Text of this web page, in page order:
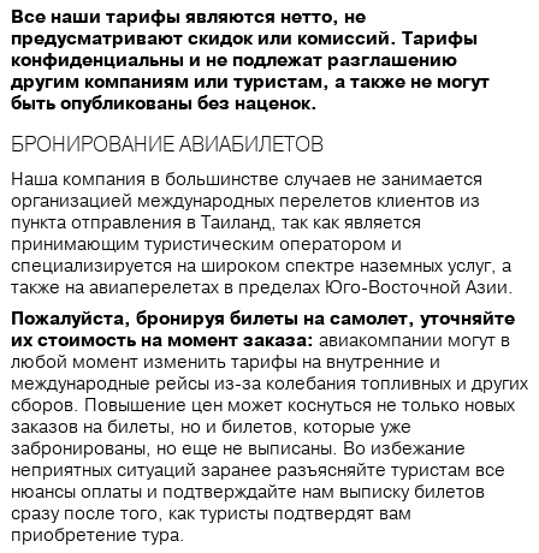
Все наши тарифы являются нетто, не
предусматривают скидок или комиссий. Тарифы
конфиденциальны и не подлежат разглашению
другим компаниям или туристам, а также не могут
быть опубликованы без наценок.
БРОНИРОВАНИЕ АВИАБИЛЕТОВ
Наша компания в большинстве случаев не занимается
организацией международных перелетов клиентов из
пункта отправления в Таиланд, так как является
принимающим туристическим оператором и
специализируется на широком спектре наземных услуг, а
также на авиаперелетах в пределах Юго-Восточной Азии.
Пожалуйста, бронируя билеты на самолет, уточняйте
их стоимость на момент заказа: авиакомпании могут в
любой момент изменить тарифы на внутренние и
международные рейсы из-за колебания топливных и других
сборов. Повышение цен может коснуться не только новых
заказов на билеты, но и билетов, которые уже
забронированы, но еще не выписаны. Во избежание
неприятных ситуаций заранее разъясняйте туристам все
нюансы оплаты и подтверждайте нам выписку билетов
сразу после того, как туристы подтвердят вам
приобретение тура.